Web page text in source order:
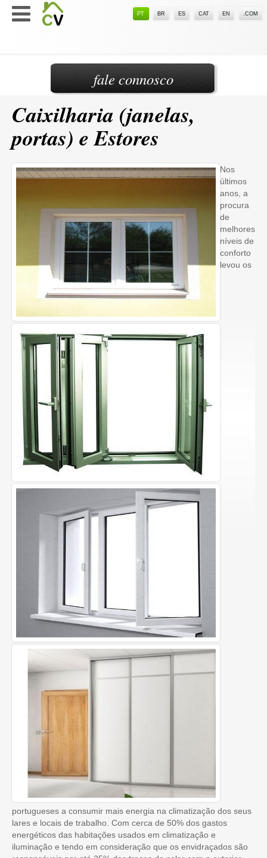
PT BR ES CAT EN .COM
Caixilharia (janelas,
portas) e Estores
Nos
últimos
anos, a
procura
de
melhores
níveis de
conforto
levou os
portugueses a consumir mais energia na climatização dos seus
lares e locais de trabalho. Com cerca de 50% dos gastos
energéticos das habitações usados em climatização e
iluminação e tendo em consideração que os envidraçados são
fale connosco